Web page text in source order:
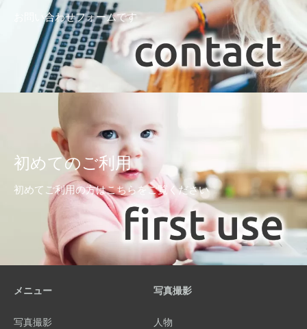
お問い合わせフォームです
初めてのご利用
初めてご利用の方はこちらをご覧ください
メニュー
写真撮影
写真撮影
人物